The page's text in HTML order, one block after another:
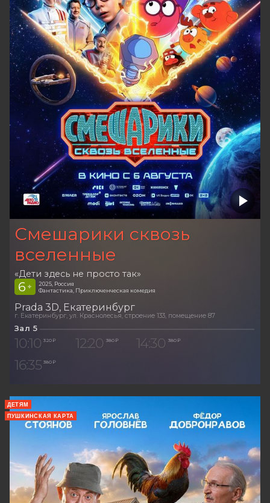
Смешарики сквозь
вселенные
«Дети здесь не просто так»
6 +
2025, Россия
Фантастика, Приключенческая комедия
Prada 3D Екатеринбург
г. Екатеринбург, ул. Краснолесья, строение 133, помещение 87
Зал 5
10:10 320 ₽ 12:20 380 ₽ 14:30 380 ₽
16:35 380 ₽
ДЕТЯМ
ПУШКИНСКАЯ КАРТА